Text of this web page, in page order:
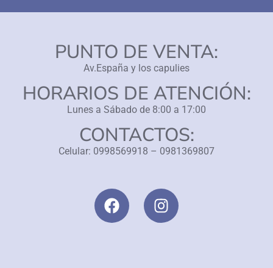
PUNTO DE VENTA:
Av.España y los capulies
HORARIOS DE ATENCIÓN:
Lunes a Sábado de 8:00 a 17:00
CONTACTOS:
Celular: 0998569918 – 0981369807